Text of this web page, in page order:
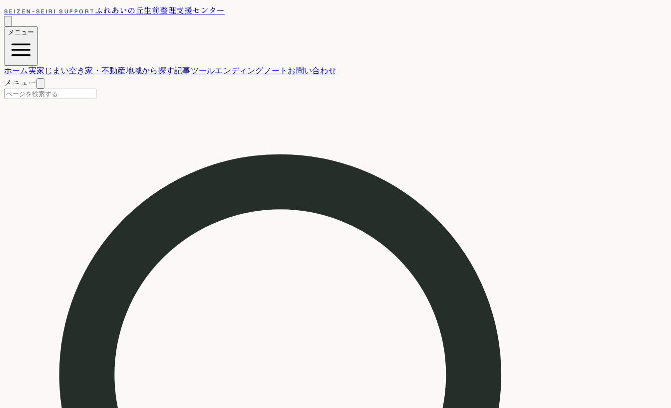
SEIZEN-SEIRI SUPPORT ふれあいの丘生前整理支援センター
メニュー
ホーム実家じまい空き家・不動産地域から探す記事ツールエンディングノート お問い合わせ
メニュー